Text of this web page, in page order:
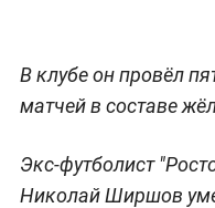
В клубе он провёл
матчей в составе
Экс-футболист
Николай Ширшов